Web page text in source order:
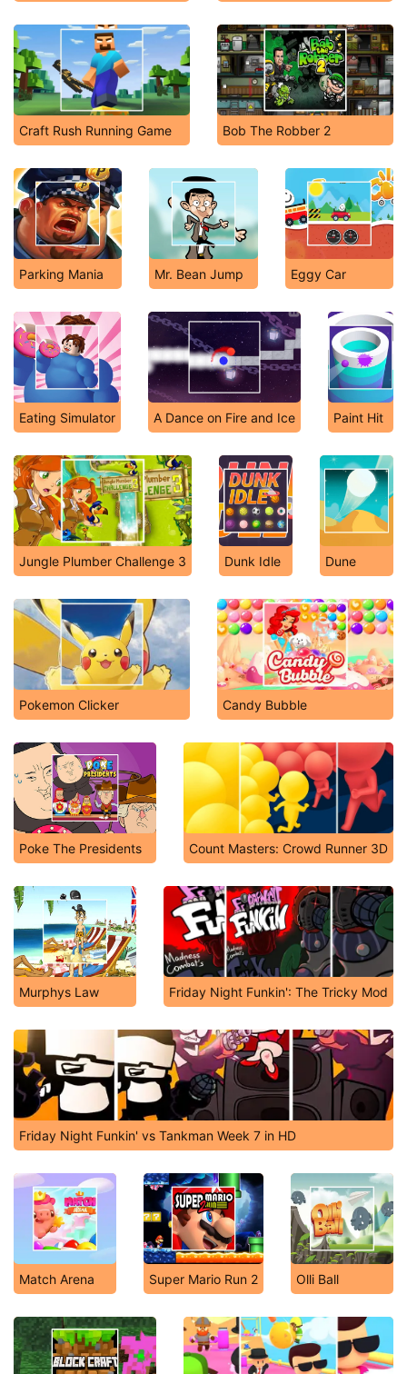
Craft Rush Running Game Bob The Robber 2
Parking Mania Mr. Bean Jump Eggy Car
Eating Simulator A Dance on Fire and Ice Paint Hit
Jungle Plumber Challenge 3 Dunk Idle Dune
Pokemon Clicker Candy Bubble
Poke The Presidents Count Masters: Crowd Runner 3D
Murphys Law Friday Night Funkin': The Tricky Mod
Friday Night Funkin' vs Tankman Week 7 in HD
Match Arena Super Mario Run 2 Olli Ball